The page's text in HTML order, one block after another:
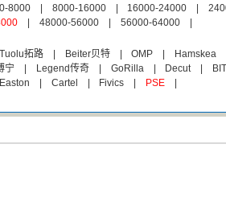
0-8000 8000-16000| 16000-24000
48000-56000 56000-64000|
Tuolu拓路 | Beiter贝特| OMP | Hamskea
宁 | Legend传奇 | GoRilla| Decut|
Easton | Cartel | Fivics | PSE |